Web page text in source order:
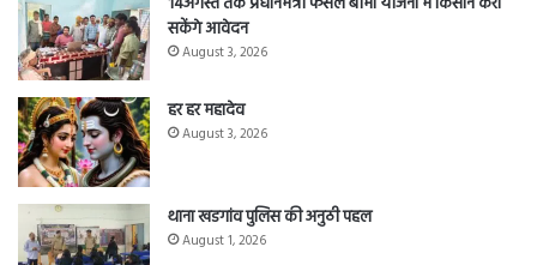
सकेंगे आवेदन
August 3, 2026
हर हर महादेव
August 3, 2026
थाना खडगांव पुलिस की अनुठी पहल
August 1, 2026